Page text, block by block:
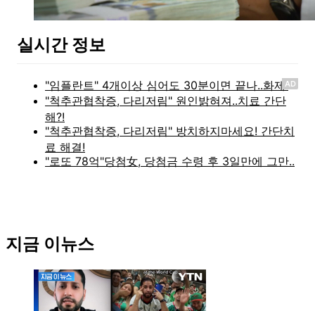
실시간 정보
AD
지금 이뉴스